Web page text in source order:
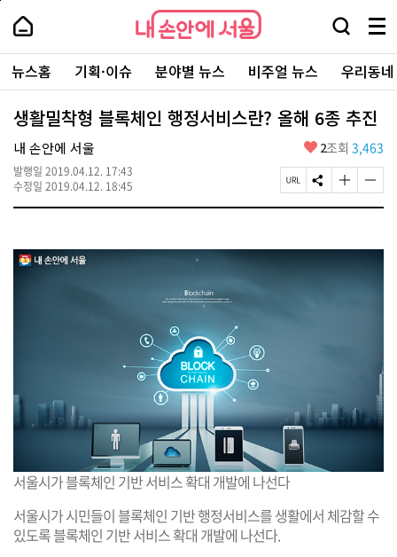
본
로
가
내
손
안
에
서
울
-
서
울
시
대
표
소
털
내
손
에
울
검
창
열
기
메
뉴
전
체
보
기
주
요
서
뉴스홈 기획·이슈 분야별 뉴스 비주얼 뉴스 우리동
생활밀착형 블록체인 행정서비스란? 올해 6종 추진
내 손안에 서울
발행일 2019.04.12. 17:43
수정일 2019.04.12. 18:45
좋
요
2조회 3,463
페
이
R
L
복
S
N
유
하
기
글
자
크
게
변
하
글
자
작
게
변
서울시가 블록체인 기반 서비스 확대 개발에 나선다
서울시가 시민들이 블록체인 기반 행정서비스를 생활에서 체감할 수
있도록 블록체인 기반 서비스 확대 개발에 나선다.
페
상
단
로